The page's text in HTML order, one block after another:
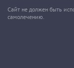
Сайт не должен быть
самолечению.